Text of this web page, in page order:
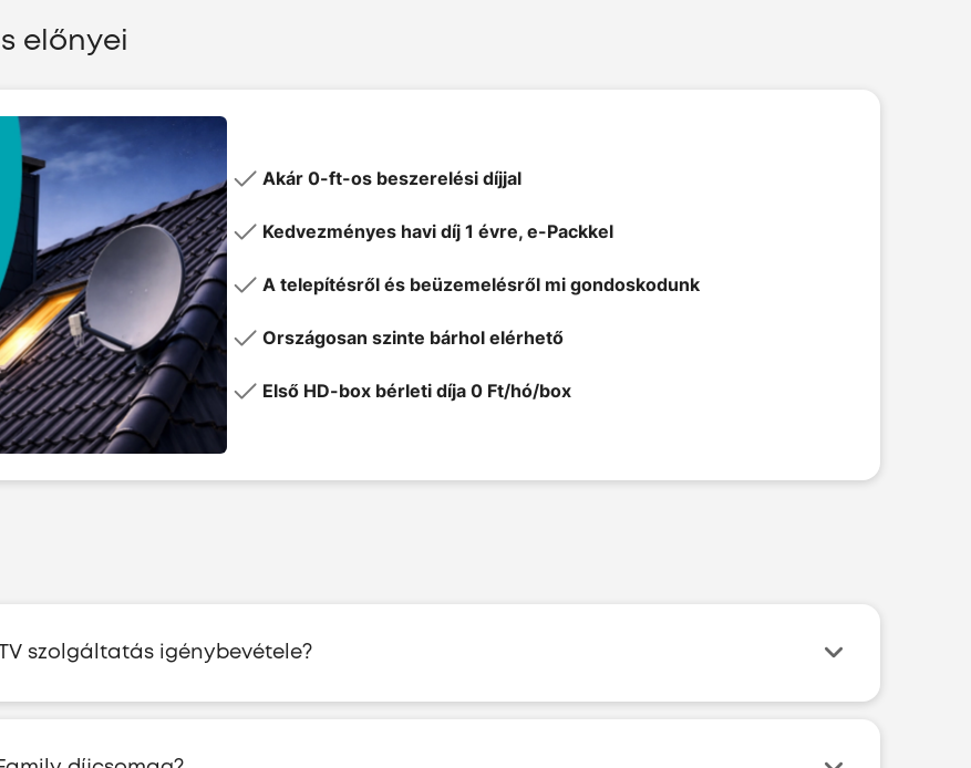
előnyei
Akár 0-ft-os beszerelési díjjal
Kedvezményes havi díj 1 évre, e-Packkel
A telepítésről és beüzemelésről mi gondoskodunk
Országosan szinte bárhol elérhető
Első HD-box bérleti díja 0 Ft/hó/box
szolgáltatás igénybevétele?